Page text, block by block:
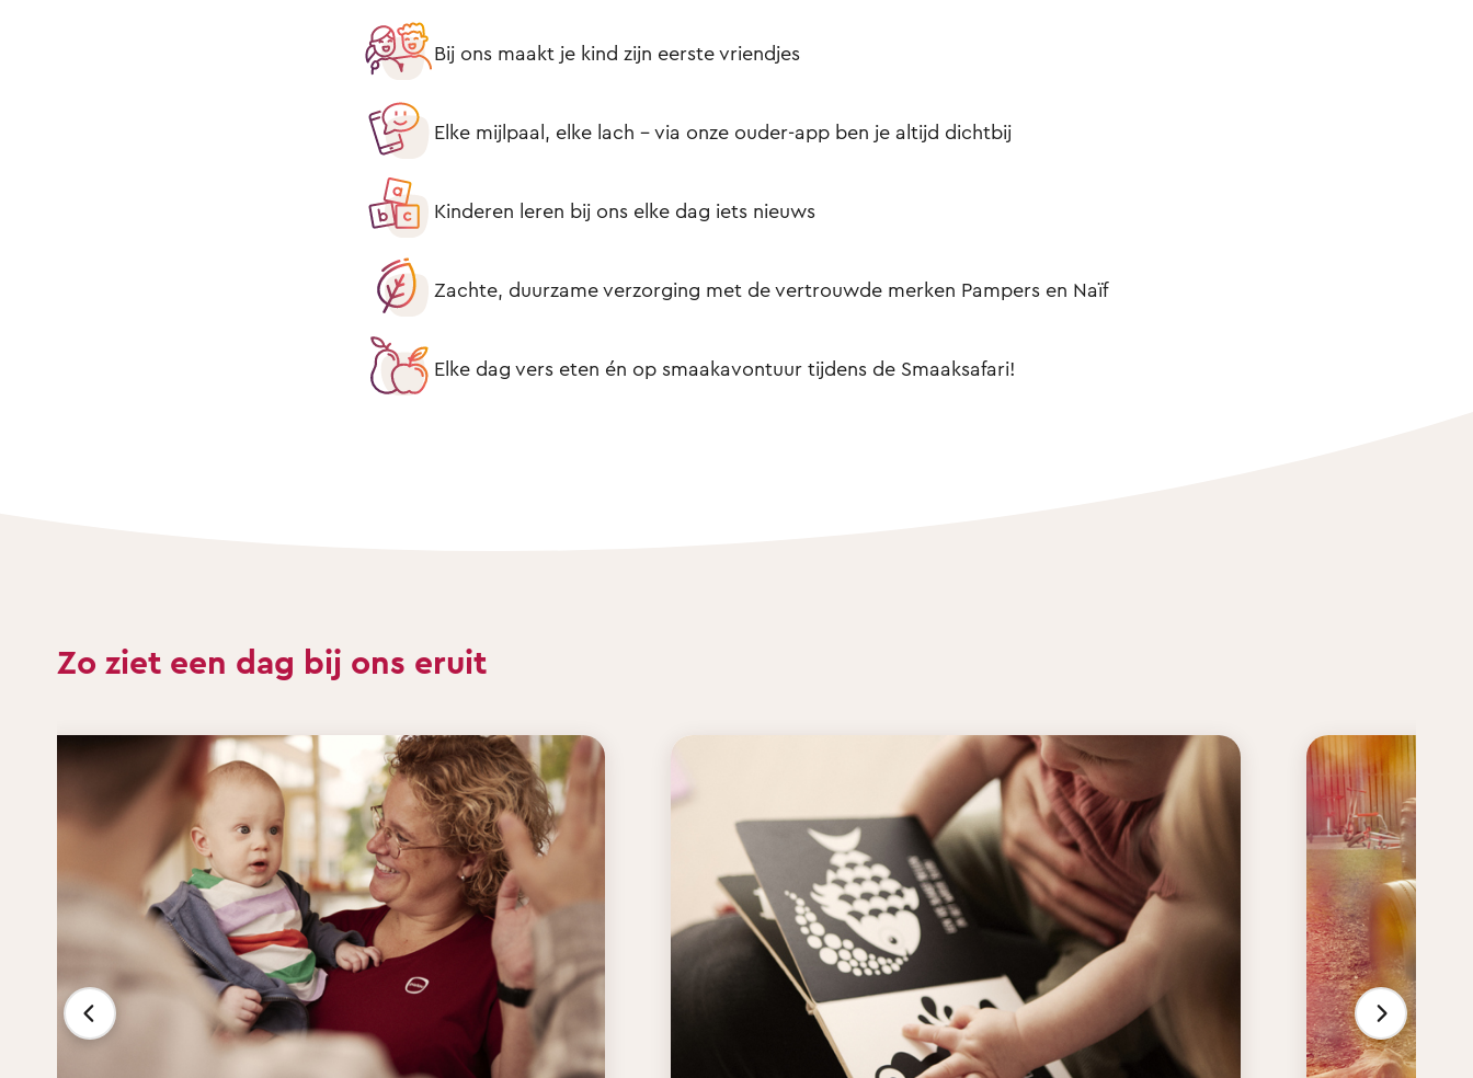
Bij ons maakt je kind zijn eerste vriendjes
Elke mijlpaal, elke lach – via onze ouder-app ben je altijd dichtbij
Kinderen leren bij ons elke dag iets nieuws
Zachte, duurzame verzorging met de vertrouwde merken Pampers en Naïf
Elke dag vers eten én op smaakavontuur tijdens de Smaaksafari!
Zo ziet een dag bij ons eruit